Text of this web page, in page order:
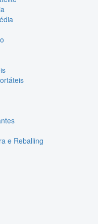
e Reballing